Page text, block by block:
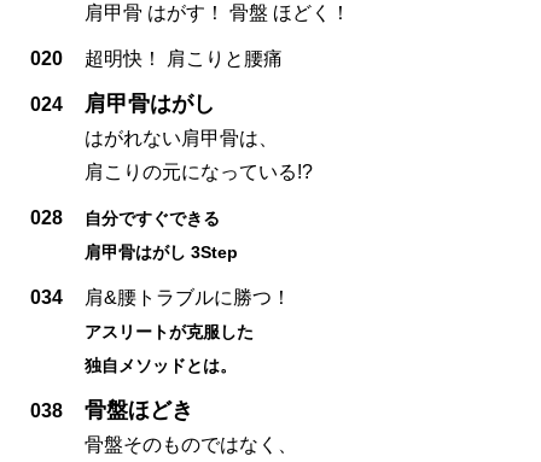
肩甲骨 はがす！ 骨盤 ほどく！
020 超明快！ 肩こりと腰痛
024 肩甲骨はがし
はがれない肩甲骨は、
肩こりの元になっている!?
028
自分ですぐできる
肩甲骨はがし 3Step
034 肩&腰トラブルに勝つ！
アスリートが克服した
独自メソッドとは。
038 骨盤ほどき
骨盤そのものではなく、